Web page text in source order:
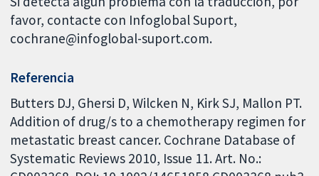
favor, contacte con Infoglobal Suport,
cochrane@infoglobal-suport.com.
Referencia
Butters DJ, Ghersi D, Wilcken N, Kirk SJ, Mallon PT.
Addition of drug/s to a chemotherapy regimen for
metastatic breast cancer. Cochrane Database of
Systematic Reviews 2010, Issue 11. Art. No.: